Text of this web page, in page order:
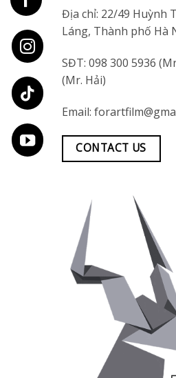
Địa chỉ: 22/49 Huỳnh
Láng, Thành phố Hà
SĐT: 098 300 5936
(Mr. Hải)
Email:
CONTACT US